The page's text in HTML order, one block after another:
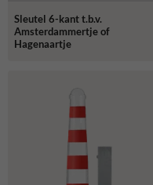
Sleutel 6-kant t.b.v.
Amsterdammertje of
Hagenaartje